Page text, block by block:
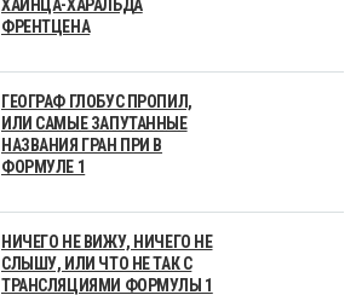
ХАЙНЦА-ХАРАЛЬДА
ФРЕНТЦЕНА
ГЕОГРАФ ГЛОБУС ПРОПИЛ,
ИЛИ САМЫЕ ЗАПУТАННЫЕ
НАЗВАНИЯ ГРАН ПРИ В
ФОРМУЛЕ 1
НИЧЕГО НЕ ВИЖУ, НИЧЕГО НЕ
СЛЫШУ, ИЛИ ЧТО НЕ ТАК С
ТРАНСЛЯЦИЯМИ ФОРМУЛЫ 1